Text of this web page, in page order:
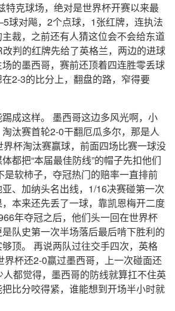
特克球场，绝对是世界杯开赛以来最
对飚，2个点球，1张红牌，连执法
裁，之前还有人猜这位会不会给东道
判的红牌先给了英格兰，两边的进球
的墨西哥，赛前还顶着四连胜零丢球
2-3的比分上，翻盘的路，窄得要
成这样。 墨西哥这边多风光啊，小
汰赛首轮2-0干翻厄瓜多尔，那是人
杯淘汰赛赢球，前面四场比赛一球没
都把“本届最佳防线”的帽子先扣他们
是软柿子，夺冠热门的赔率一直排前
、加纳头名出线，1/16决赛碰第一次
本来还先丢了一球，靠凯恩梅开二度
年夺冠之后，他们头一回在世界杯
队史第一次半场落后最后啃下胜利的
顶。 再说两队过往交手四次，英格
界杯还2-0赢过墨西哥，上一次碰面还
都觉得，墨西哥的防线就算扛不住英
比分咬得紧，谁能想到开场半小时就